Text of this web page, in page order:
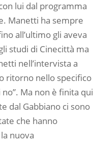
lui dal programma
Manetti ha sempre
all’ultimo gli aveva
studi di Cinecittà ma
nell’intervista a
ritorno nello specifico
Ma non è finita qui
dal Gabbiano ci sono
che hanno
nuova